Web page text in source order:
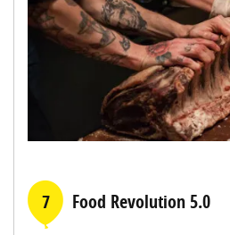
7 Food Revolution 5.0